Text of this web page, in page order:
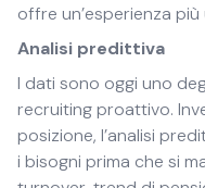
offre un’esperienza
Analisi predittiva
I dati sono oggi uno
recruiting proattivo.
posizione, l’analisi
i bisogni prima che si